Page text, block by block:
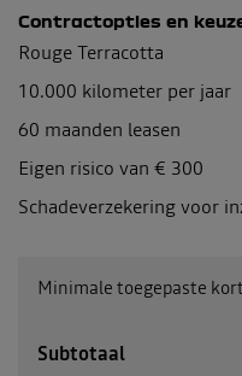
Contractopties en
Rouge Terracotta
10.000 kilometer per jaar
60 maanden leasen
Eigen risico van € 300
Schadeverzekering voor
Minimale toegepaste
Subtotaal